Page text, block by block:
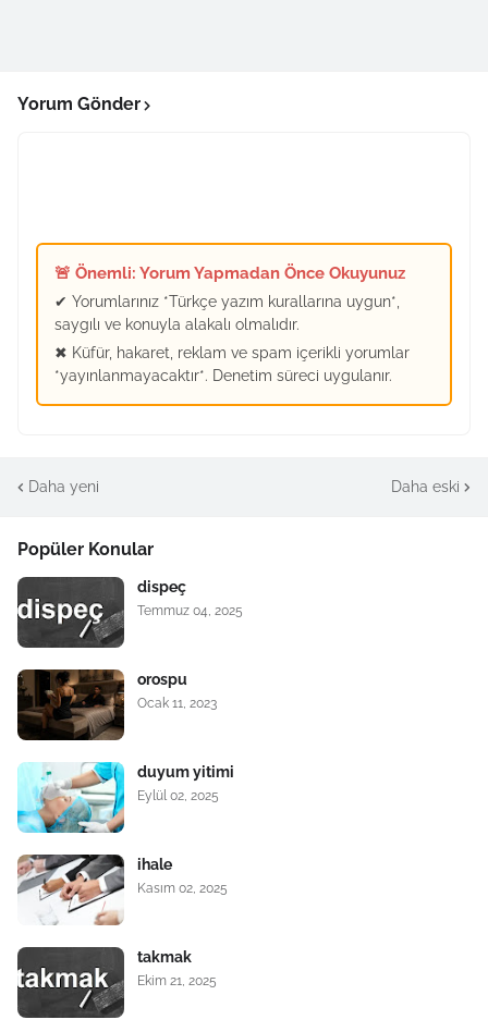
Yorum Gönder
🚨 Önemli: Yorum Yapmadan Önce Okuyunuz
✔ Yorumlarınız *Türkçe yazım kurallarına uygun*,
saygılı ve konuyla alakalı olmalıdır.
✖ Küfür, hakaret, reklam ve spam içerikli yorumlar
*yayınlanmayacaktır*. Denetim süreci uygulanır.
Daha yeni Daha eski
Popüler Konular
dispeç
Temmuz 04, 2025
orospu
Ocak 11, 2023
duyum yitimi
Eylül 02, 2025
ihale
Kasım 02, 2025
takmak
Ekim 21, 2025